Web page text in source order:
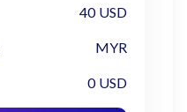
40 USD
MYR
0 USD